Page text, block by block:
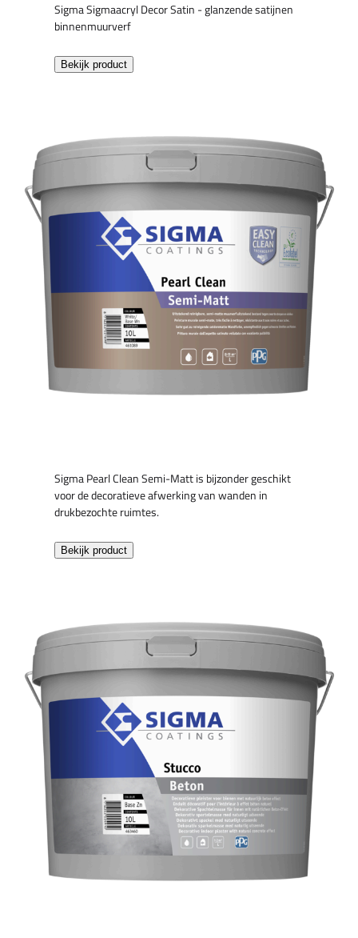
Sigma Sigmaacryl Decor Satin - glanzende satijnen
binnenmuurverf
Bekijk product
Sigma Pearl Clean Semi-Matt is bijzonder geschikt
voor de decoratieve afwerking van wanden in
drukbezochte ruimtes.
Bekijk product